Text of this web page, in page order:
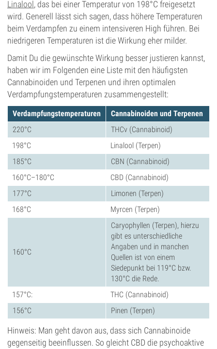
Linalool, das bei einer Temperatur von 198°C freigesetzt
wird. Generell lässt sich sagen, dass höhere Temperaturen
beim Verdampfen zu einem intensiveren High führen. Bei
niedrigeren Temperaturen ist die Wirkung eher milder.
Damit Du die gewünschte Wirkung besser justieren kannst,
haben wir im Folgenden eine Liste mit den häufigsten
Cannabinoiden und Terpenen und ihren optimalen
Verdampfungstemperaturen zusammengestellt:
Verdampfungstemperaturen
Cannabinoiden und Terpenen
220°C
THCv (Cannabinoid)
198°C
Linalool (Terpen)
185°C
CBN (Cannabinoid)
160°C–180°C
CBD (Cannabinoid)
177°C
Limonen (Terpen)
168°C
Myrcen (Terpen)
160°C
Caryophyllen (Terpen), hierzu
gibt es unterschiedliche
Angaben und in manchen
Quellen ist von einem
Siedepunkt bei 119°C bzw.
130°C die Rede.
157°C:
THC (Cannabinoid)
156°C
Pinen (Terpen)
Hinweis: Man geht davon aus, dass sich Cannabinoide
gegenseitig beeinflussen. So gleicht CBD die psychoaktive